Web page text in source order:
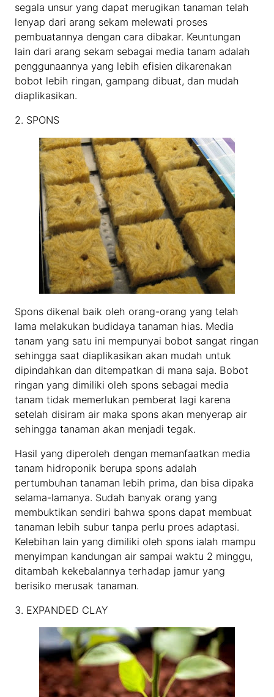
segala unsur yang dapat merugikan tanaman telah
lenyap dari arang sekam melewati proses
pembuatannya dengan cara dibakar. Keuntungan
lain dari arang sekam sebagai media tanam adalah
penggunaannya yang lebih efisien dikarenakan
bobot lebih ringan, gampang dibuat, dan mudah
diaplikasikan.
2. SPONS
Spons dikenal baik oleh orang-orang yang telah
lama melakukan budidaya tanaman hias. Media
tanam yang satu ini mempunyai bobot sangat ringan
sehingga saat diaplikasikan akan mudah untuk
dipindahkan dan ditempatkan di mana saja. Bobot
ringan yang dimiliki oleh spons sebagai media
tanam tidak memerlukan pemberat lagi karena
setelah disiram air maka spons akan menyerap air
sehingga tanaman akan menjadi tegak.
Hasil yang diperoleh dengan memanfaatkan media
tanam hidroponik berupa spons adalah
pertumbuhan tanaman lebih prima, dan bisa dipaka
selama-lamanya. Sudah banyak orang yang
membuktikan sendiri bahwa spons dapat membuat
tanaman lebih subur tanpa perlu proes adaptasi.
Kelebihan lain yang dimiliki oleh spons ialah mampu
menyimpan kandungan air sampai waktu 2 minggu,
ditambah kekebalannya terhadap jamur yang
berisiko merusak tanaman.
3. EXPANDED CLAY